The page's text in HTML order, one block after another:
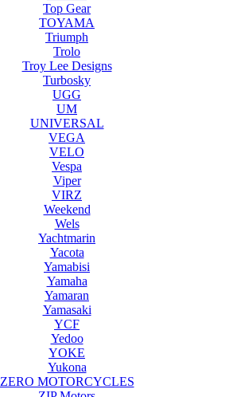
Top Gear
TOYAMA
Triumph
Trolo
Troy Lee Designs
Turbosky
UGG
UM
UNIVERSAL
VEGA
VELO
Vespa
Viper
VIRZ
Weekend
Wels
Yachtmarin
Yacota
Yamabisi
Yamaha
Yamaran
Yamasaki
YCF
Yedoo
YOKE
Yukona
ZERO MOTORCYCLES